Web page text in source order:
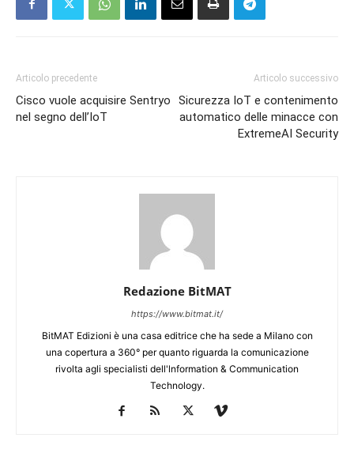
Articolo precedente
Cisco vuole acquisire Sentryo
nel segno dell’IoT
Articolo successivo
Sicurezza IoT e contenimento
automatico delle minacce con
ExtremeAI Security
Redazione BitMAT
https://www.bitmat.it/
BitMAT Edizioni è una casa editrice che ha sede a Milano con
una copertura a 360° per quanto riguarda la comunicazione
rivolta agli specialisti dell'lnformation & Communication
Technology.